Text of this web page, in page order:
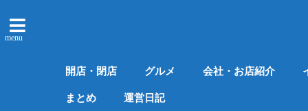
menu
開店・閉店 グルメ 会社・お店紹介
まとめ 運営日記